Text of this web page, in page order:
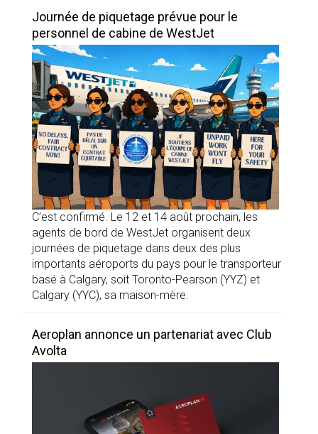
Journée de piquetage prévue pour le
personnel de cabine de WestJet
C’est confirmé. Le 12 et 14 août prochain, les
agents de bord de WestJet organisent deux
journées de piquetage dans deux des plus
importants aéroports du pays pour le transporteur
basé à Calgary, soit Toronto-Pearson (YYZ) et
Calgary (YYC), sa maison-mère.
Aeroplan annonce un partenariat avec Club
Avolta